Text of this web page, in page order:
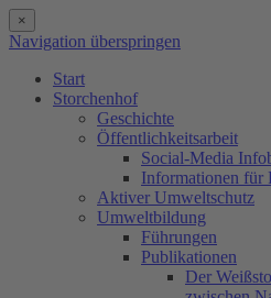
×
Navigation überspringen
Start
Storchenhof
Geschichte
Öffentlichkeitsarbeit
Social-Media
Informationen für
Aktiver Umweltschutz
Umweltbildung
Führungen
Publikationen
Der